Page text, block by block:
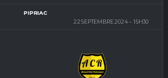
PIPRIAC
22 SEPTEMBRE 2024
15H30